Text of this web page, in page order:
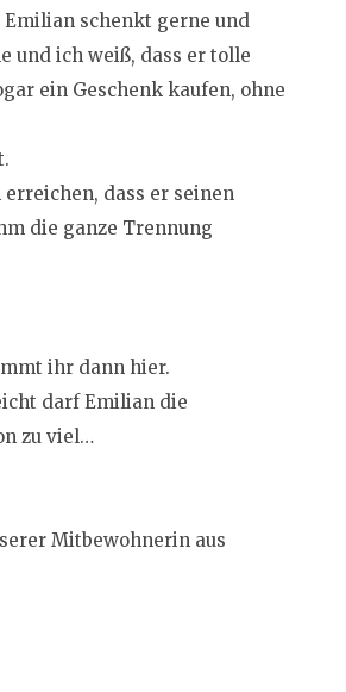
schenkt gerne und
und ich weiß, dass er tolle
ein Geschenk kaufen, ohne
dass er seinen
die ganze Trennung
ihr dann hier.
darf Emilian die
zu viel…
Mitbewohnerin aus